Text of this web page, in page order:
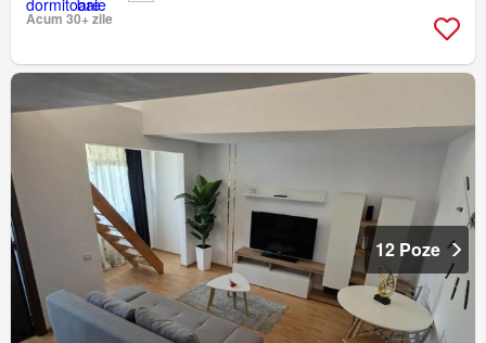
Acum 30+ zile
12 Poze